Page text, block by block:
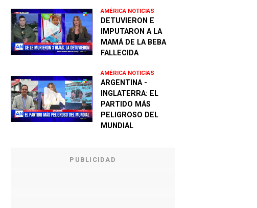
AMÉRICA NOTICIAS
DETUVIERON E
IMPUTARON A LA
MAMÁ DE LA BEBA
FALLECIDA
AMÉRICA NOTICIAS
ARGENTINA -
INGLATERRA: EL
PARTIDO MÁS
PELIGROSO DEL
MUNDIAL
PUBLICIDAD